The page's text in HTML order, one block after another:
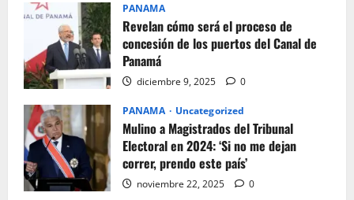
PANAMA
Revelan cómo será el proceso de
concesión de los puertos del Canal de
Panamá
diciembre 9, 2025 0
PANAMA Uncategorized
Mulino a Magistrados del Tribunal
Electoral en 2024: ‘Si no me dejan
correr, prendo este país’
noviembre 22, 2025 0